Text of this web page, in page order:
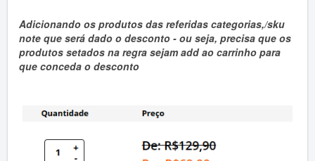
Adicionando os produtos das referidas categorias,/sku
note que será dado o desconto - ou seja, precisa que os
produtos setados na regra sejam add ao carrinho para
que conceda o desconto